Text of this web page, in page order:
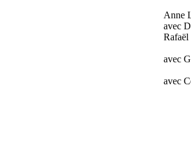
Anne
avec
Rafaël
avec
avec